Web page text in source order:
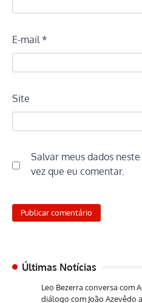
E-mail *
Site
Salvar meus dados
vez que eu comentar.
Últimas Notícias
Leo Bezerra conversa com
diálogo com João Azevêdo